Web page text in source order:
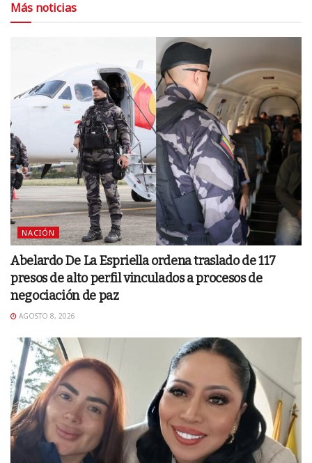
Más noticias
NACIÓN
Abelardo De La Espriella ordena traslado de 117
presos de alto perfil vinculados a procesos de
negociación de paz
AGOSTO 8, 2026